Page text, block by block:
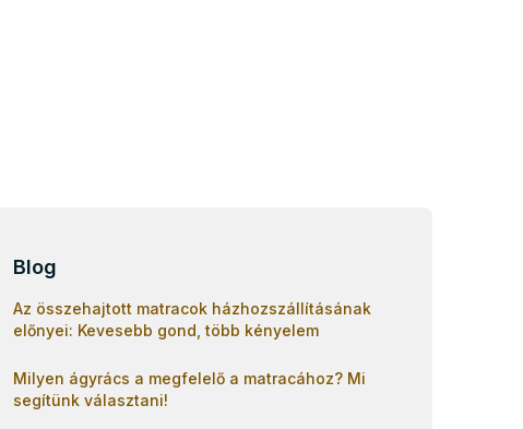
Blog
Az összehajtott matracok házhozszállításának
előnyei: Kevesebb gond, több kényelem
Milyen ágyrács a megfelelő a matracához? Mi
segítünk választani!